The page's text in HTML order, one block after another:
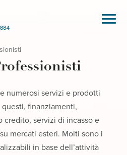
numerosi servizi e prodotti
finanziamenti,
credito, servizi di incasso e
mercati esteri. Molti sono i
in base dell’attività